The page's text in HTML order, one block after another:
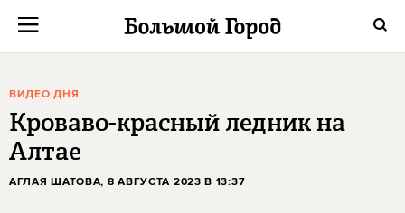
ВИДЕО ДНЯ
Кроваво-красный ледник на
Алтае
АГЛАЯ ШАТОВА, 8 АВГУСТА 2023 В 13:37